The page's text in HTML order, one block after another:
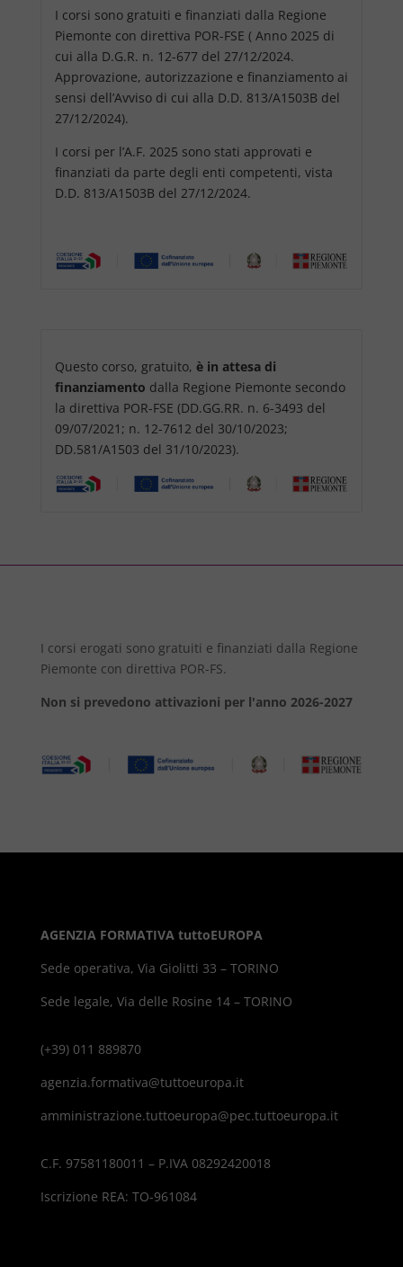
I corsi sono gratuiti e finanziati dalla Regione
Piemonte con direttiva POR-FSE ( Anno 2025 di
cui alla D.G.R. n. 12-677 del 27/12/2024.
Approvazione, autorizzazione e finanziamento ai
sensi dell’Avviso di cui alla D.D. 813/A1503B del
27/12/2024).
I corsi per l’A.F. 2025 sono stati approvati e
finanziati da parte degli enti competenti, vista
D.D. 813/A1503B del 27/12/2024.
Questo corso, gratuito, è in attesa di
finanziamento dalla Regione Piemonte secondo
la direttiva POR-FSE (DD.GG.RR. n. 6-3493 del
09/07/2021; n. 12-7612 del 30/10/2023;
DD.581/A1503 del 31/10/2023).
I corsi erogati sono gratuiti e finanziati dalla Regione
Piemonte con direttiva POR-FS.
Non si prevedono attivazioni per l'anno 2026-2027
AGENZIA FORMATIVA tuttoEUROPA
Sede operativa, Via Giolitti 33 – TORINO
Sede legale, Via delle Rosine 14 – TORINO
(+39) 011 889870
agenzia.formativa@tuttoeuropa.it
amministrazione.tuttoeuropa@pec.tuttoeuropa.it
C.F. 97581180011 – P.IVA 08292420018
Iscrizione REA: TO-961084